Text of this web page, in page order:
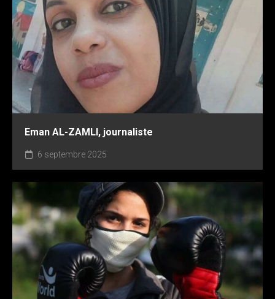
Eman AL-ZAMLI, journaliste
6 septembre 2025